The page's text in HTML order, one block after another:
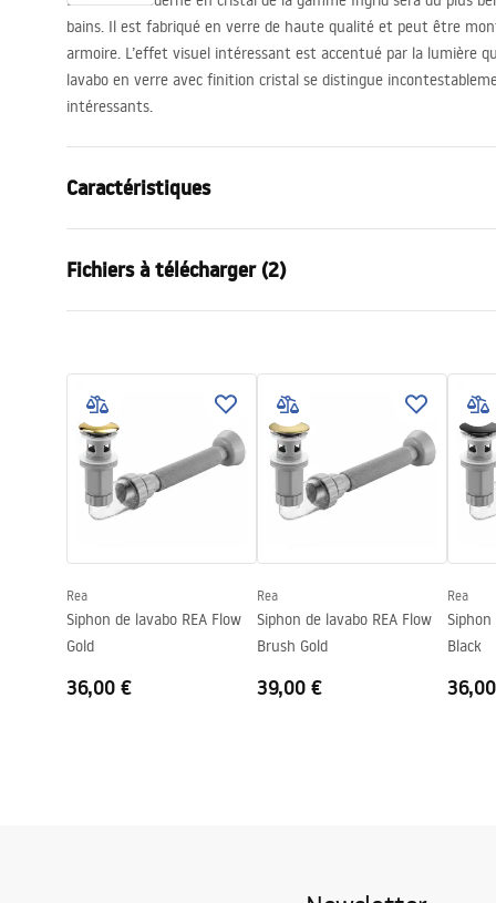
bains. Il est fabriqué en verre de haute qualité et peut être
armoire. L’effet visuel intéressant est accentué par la lumière
lavabo en verre avec finition cristal se distingue
intéressants.
Caractéristiques
Matériel
Couleur
Gris,
Largeur
mm
Hauteur
120
mm
Profondeur
Trou de robinet
Non
Trou de débordement
Fichiers à télécharger (2)
Rea
Siphon de lavabo REA Flow
Gold
36,00 €
Rea
Siphon de lavabo REA Flow
Brush Gold
39,00 €
Rea
Siphon
Black